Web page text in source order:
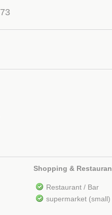
73
Shopping &
Restaurant / Bar
supermarket (small)